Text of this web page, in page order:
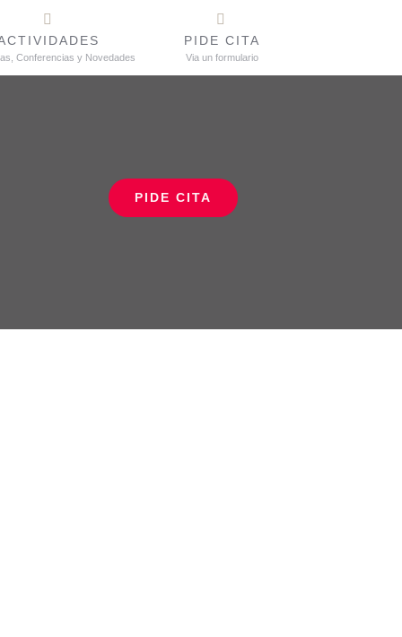
Conferencias y Novedades
PIDE CITA
Via un formulario
PIDE CITA